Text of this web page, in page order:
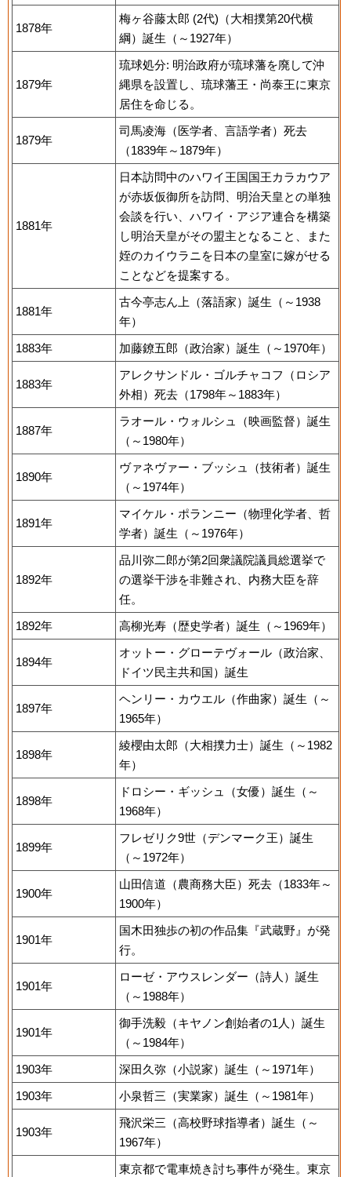
1878年
梅ヶ谷藤太郎 (2代)（大相撲第20代横
綱）誕生（～1927年）
1879年
琉球処分: 明治政府が琉球藩を廃して沖
縄県を設置し、琉球藩王・尚泰王に東京
居住を命じる。
1879年
司馬凌海（医学者、言語学者）死去
（1839年～1879年）
1881年
日本訪問中のハワイ王国国王カラカウア
が赤坂仮御所を訪問、明治天皇との単独
会談を行い、ハワイ・アジア連合を構築
し明治天皇がその盟主となること、また
姪のカイウラニを日本の皇室に嫁がせる
ことなどを提案する。
1881年
古今亭志ん上（落語家）誕生（～1938
年）
1883年
加藤鐐五郎（政治家）誕生（～1970年）
1883年
アレクサンドル・ゴルチャコフ（ロシア
外相）死去（1798年～1883年）
1887年
ラオール・ウォルシュ（映画監督）誕生
（～1980年）
1890年
ヴァネヴァー・ブッシュ（技術者）誕生
（～1974年）
1891年
マイケル・ポランニー（物理化学者、哲
学者）誕生（～1976年）
1892年
品川弥二郎が第2回衆議院議員総選挙で
の選挙干渉を非難され、内務大臣を辞
任。
1892年
高柳光寿（歴史学者）誕生（～1969年）
1894年
オットー・グローテヴォール（政治家、
ドイツ民主共和国）誕生
1897年
ヘンリー・カウエル（作曲家）誕生（～
1965年）
1898年
綾櫻由太郎（大相撲力士）誕生（～1982
年）
1898年
ドロシー・ギッシュ（女優）誕生（～
1968年）
1899年
フレゼリク9世（デンマーク王）誕生
（～1972年）
1900年
山田信道（農商務大臣）死去（1833年～
1900年）
1901年
国木田独歩の初の作品集『武蔵野』が発
行。
1901年
ローゼ・アウスレンダー（詩人）誕生
（～1988年）
1901年
御手洗毅（キヤノン創始者の1人）誕生
（～1984年）
1903年
深田久弥（小説家）誕生（～1971年）
1903年
小泉哲三（実業家）誕生（～1981年）
1903年
飛沢栄三（高校野球指導者）誕生（～
1967年）
東京都で電車焼き討ち事件が発生。東京